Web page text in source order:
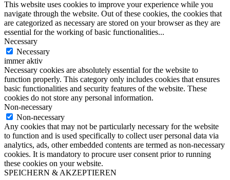
This website uses cookies to improve your experience while you
navigate through the website. Out of these cookies, the cookies that
are categorized as necessary are stored on your browser as they are
essential for the working of basic functionalities...
Necessary
Necessary
immer aktiv
Necessary cookies are absolutely essential for the website to
function properly. This category only includes cookies that ensures
basic functionalities and security features of the website. These
cookies do not store any personal information.
Non-necessary
Non-necessary
Any cookies that may not be particularly necessary for the website
to function and is used specifically to collect user personal data via
analytics, ads, other embedded contents are termed as non-necessary
cookies. It is mandatory to procure user consent prior to running
these cookies on your website.
SPEICHERN & AKZEPTIEREN